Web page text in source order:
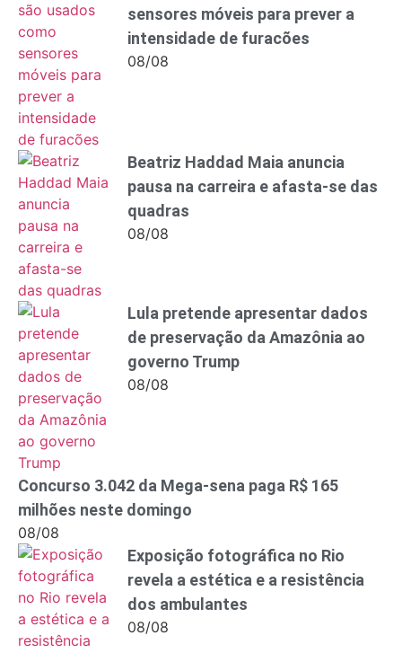
sensores móveis para prever a
intensidade de furacões
08/08
Beatriz Haddad Maia anuncia
pausa na carreira e afasta-se das
quadras
08/08
Lula pretende apresentar dados
de preservação da Amazônia ao
governo Trump
08/08
Concurso 3.042 da Mega-sena paga R$ 165
milhões neste domingo
08/08
Exposição fotográfica no Rio
revela a estética e a resistência
dos ambulantes
08/08